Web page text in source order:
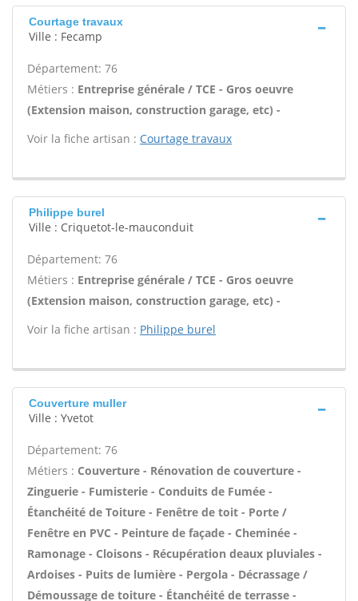
Courtage travaux
Ville : Fecamp
Département: 76
Métiers : Entreprise générale / TCE - Gros oeuvre
(Extension maison, construction garage, etc) -
Voir la fiche artisan : Courtage travaux
Philippe burel
Ville : Criquetot-le-mauconduit
Département: 76
Métiers : Entreprise générale / TCE - Gros oeuvre
(Extension maison, construction garage, etc) -
Voir la fiche artisan : Philippe burel
Couverture muller
Ville : Yvetot
Département: 76
Métiers : Couverture - Rénovation de couverture -
Zinguerie - Fumisterie - Conduits de Fumée -
Étanchéité de Toiture - Fenêtre de toit - Porte /
Fenêtre en PVC - Peinture de façade - Cheminée -
Ramonage - Cloisons - Récupération deaux pluviales -
Ardoises - Puits de lumière - Pergola - Décrassage /
Démoussage de toiture - Étanchéité de terrasse -